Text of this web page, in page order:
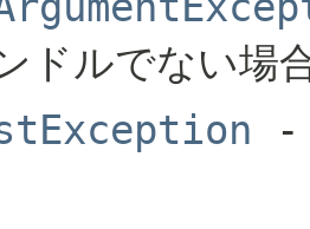
ドルでない場
-